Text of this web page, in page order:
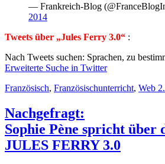
— Frankreich-Blog
2014
Tweets über „Jules Ferry 3.0“ :
Nach Tweets suchen: Sprachen, zu
Erweiterte Suche in Twitter
Französisch, Französischunterricht, Web
Nachgefragt:
Sophie Pène spricht über
JULES FERRY 3.0